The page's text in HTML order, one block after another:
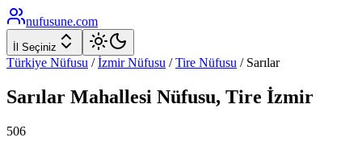
nufusune.com
İl Seçiniz
Türkiye Nüfusu / İzmirNüfusu / Tire Nüfusu / Sarılar
Sarılar Mahallesi Nüfusu, Tire İzmir
506